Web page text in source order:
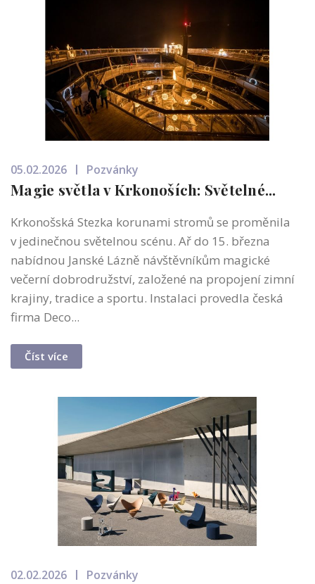
05.02.2026 Pozvánky
Magie světla v Krkonoších: Světelné...
Krkonošská Stezka korunami stromů se proměnila
v jedinečnou světelnou scénu. Ař do 15. března
nabídnou Janské Lázně návštěvníkům magické
večerní dobrodružství, založené na propojení zimní
krajiny, tradice a sportu. Instalaci provedla česká
firma Deco...
Číst více
02.02.2026 Pozvánky